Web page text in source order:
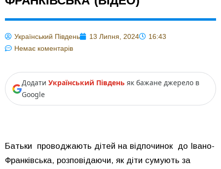
Український Південь 13 Липня, 2024
16:43
Немає коментарів
Додати Український Південь як бажане джерело в
Google
Батьки проводжають дітей на відпочинок до Івано-
Франківська, розповідаючи, як діти сумують за